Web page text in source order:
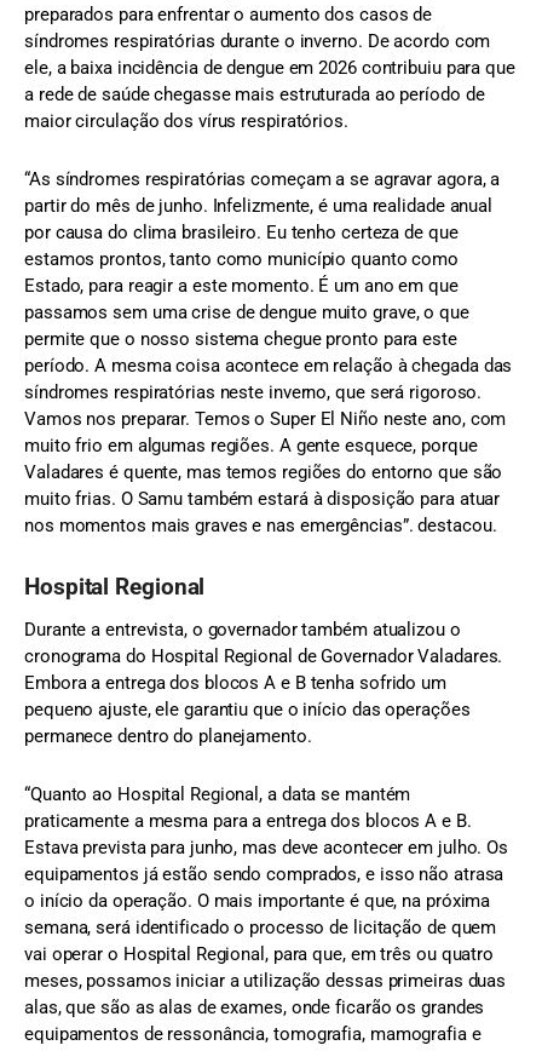
preparados para enfrentar o aumento dos casos de
síndromes respiratórias durante o inverno. De acordo com
ele, a baixa incidência de dengue em 2026 contribuiu para que
a rede de saúde chegasse mais estruturada ao período de
maior circulação dos vírus respiratórios.
“As síndromes respiratórias começam a se agravar agora, a
partir do mês de junho. Infelizmente, é uma realidade anual
por causa do clima brasileiro. Eu tenho certeza de que
estamos prontos, tanto como município quanto como
Estado, para reagir a este momento. É um ano em que
passamos sem uma crise de dengue muito grave, o que
permite que o nosso sistema chegue pronto para este
período. A mesma coisa acontece em relação à chegada das
síndromes respiratórias neste inverno, que será rigoroso.
Vamos nos preparar. Temos o Super El Niño neste ano, com
muito frio em algumas regiões. A gente esquece, porque
Valadares é quente, mas temos regiões do entorno que são
muito frias. O Samu também estará à disposição para atuar
nos momentos mais graves e nas emergências”. destacou.
Hospital Regional
Durante a entrevista, o governador também atualizou o
cronograma do Hospital Regional de Governador Valadares.
Embora a entrega dos blocos A e B tenha sofrido um
pequeno ajuste, ele garantiu que o início das operações
permanece dentro do planejamento.
“Quanto ao Hospital Regional, a data se mantém
praticamente a mesma para a entrega dos blocos A e B.
Estava prevista para junho, mas deve acontecer em julho. Os
equipamentos já estão sendo comprados, e isso não atrasa
o início da operação. O mais importante é que, na próxima
semana, será identificado o processo de licitação de quem
vai operar o Hospital Regional, para que, em três ou quatro
meses, possamos iniciar a utilização dessas primeiras duas
alas, que são as alas de exames, onde ficarão os grandes
equipamentos de ressonância, tomografia, mamografia e